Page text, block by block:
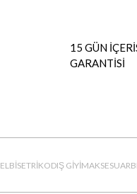
15 GÜN
GARANTİSİ
ELBİSETRİKODIŞ GİYİMAKSESUAR